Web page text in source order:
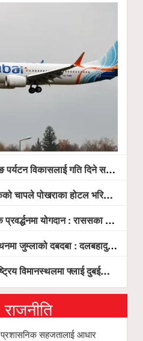
दिने सरकारको प्रतिबद्धता, स्थानीय सरोकारवालासँग व्यापक छलफल
चापले पोखराका होटल भरिभराउ
: राससका वासुदेव पौडेललाई ‘मिलेनियम ट्रेक अवार्ड’ प्रदान गरिने
दबदबा : दलबहादुर र मञ्जु च्याम्पियन, नगदसहित भव्य सम्मान
बढ्दो चासो, ६ घण्टा लामो प्राविधिक निरीक्षणपछि दैनिक उडानको ढोका खुल्दै
राजनीति
सहजतालाई आधार